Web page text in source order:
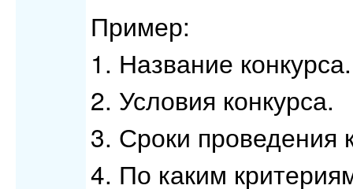
Пример:
1. Название конкурса.
2. Условия конкурса.
3. Сроки проведения
4. По каким